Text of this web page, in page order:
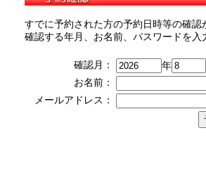
すでに予約された方の予約日時等の確認
確認する年月、お名前、パスワードを
確認月：
年
お名前：
メールアドレス：